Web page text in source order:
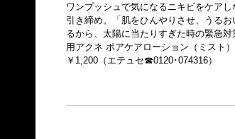
ワンプッシュで気になるニキビをケアし
引き締め。「肌をひんやりさせ、うるお
るから、太陽に当たりすぎた時の緊急
用アクネ ポアケアローション（ミスト）
￥1,200（エテュセ☎0120･074316）